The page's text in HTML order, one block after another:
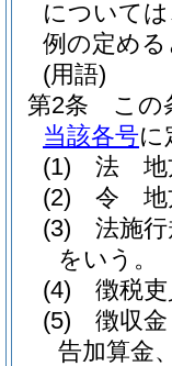
について
例の定め
(用語)
第2条
この
当該各号に
(1)
法 地
(2)
令 地
(3)
法施
をいう。
(4)
徴税
(5)
徴収
告加算金